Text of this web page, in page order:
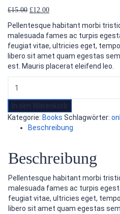
£15.00 Ursprünglicher
war:
£15.00
£12.00Aktueller
ist:
£12.00.
Pellentesque habitant morbi
malesuada fames ac turpis
feugiat vitae, ultricies eget,
libero sit amet quam egestas
est. Mauris placerat eleifend leo.
Kategorie: Books Schlagwörter:
Beschreibung
Beschreibung
Pellentesque habitant morbi
malesuada fames ac turpis
feugiat vitae, ultricies eget,
libero sit amet quam egestas